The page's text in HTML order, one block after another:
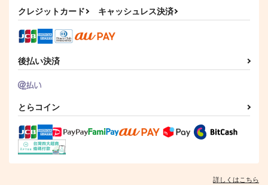
クレジットカード キャッシュレス決済
後払い決済
とらコイン
詳しくはこちら